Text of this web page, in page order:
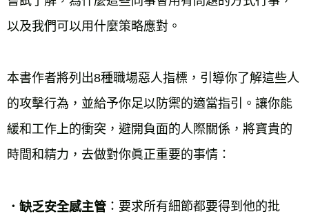
以及我們可以用什麼策略應對。
本書作者將列出8種職場惡人指標，引導你了解這些人
的攻擊行為，並給予你足以防禦的適當指引。讓你能
緩和工作上的衝突，避開負面的人際關係，將寶貴的
時間和精力，去做對你眞正重要的事情：
．缺乏安全感主管 ：要求所有細節都要得到他的批